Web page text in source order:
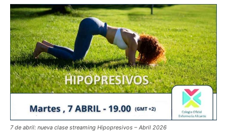
7 de abril: nueva clase streaming Hipopresivos – Abril 2026